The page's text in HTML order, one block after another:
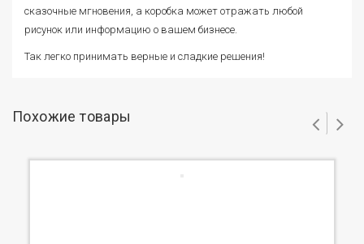
сказочные мгновения, а коробка может отражать любой
рисунок или информацию о вашем бизнесе.
Так легко принимать верные и сладкие решения!
Похожие товары